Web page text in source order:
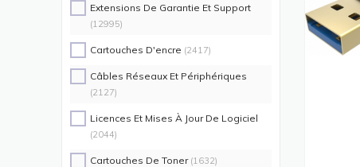
Extensions De Garantie Et Support
(12995)
Cartouches D'encre (2417)
Câbles Réseaux Et Périphériques
(2127)
Licences Et Mises À Jour De Logiciel
(2044)
Cartouches De Toner (1632)